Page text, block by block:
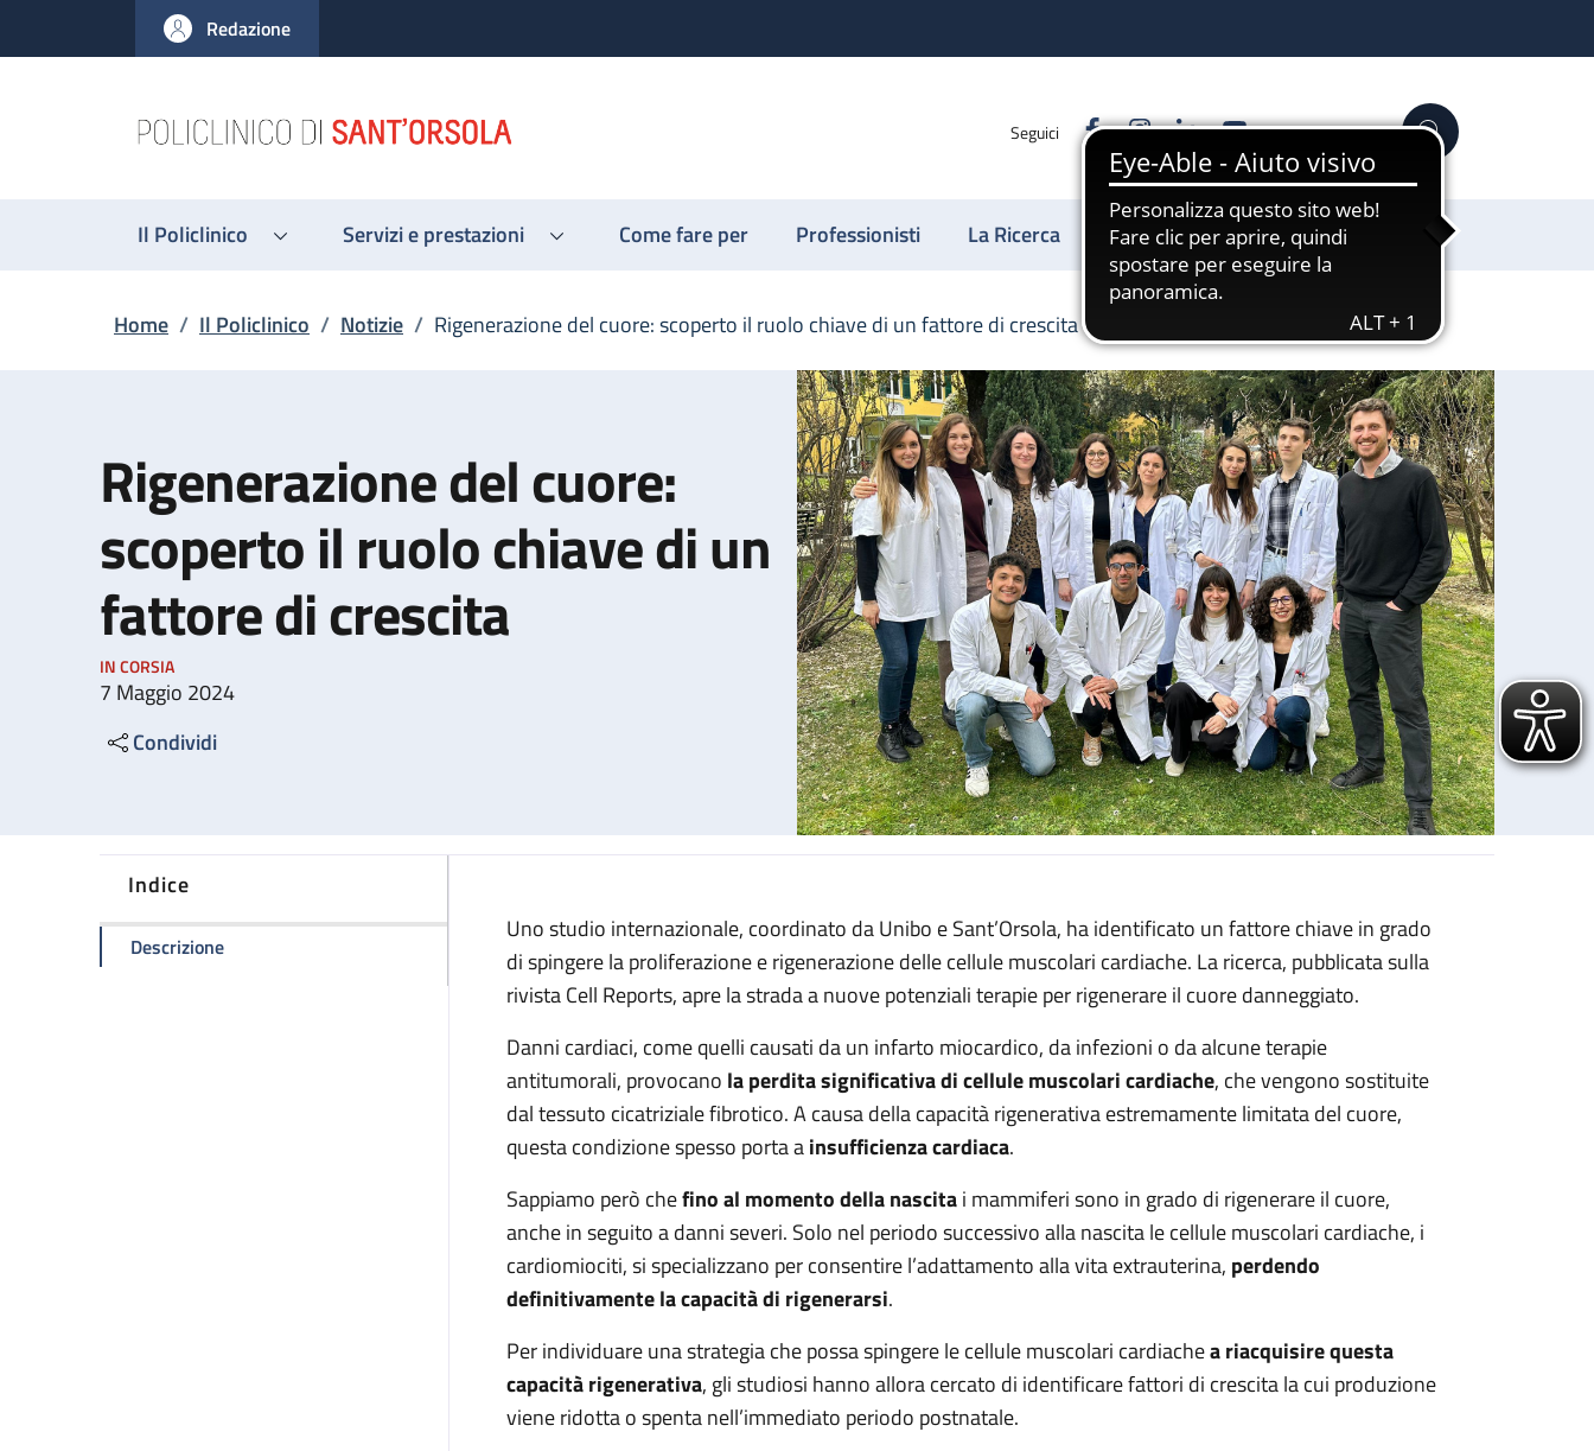
al contenuto principale
to footer content
Redazione
Seguici FacebookInstagram
LinkedinYouTube Cerca
Il Policlinico Servizi e prestazioni Come fare per Professionisti La Ricerca Sostienici
Briciole di pane
Home / Il Policlinico / Notizie / Rigenerazione del cuore: scoperto il ruolo chiave di un fattore di crescita
Rigenerazione del cuore:
scoperto il ruolo chiave di un
fattore di crescita
IN CORSIA
7 Maggio 2024
Condividi
Indice
Descrizionedella pagina Rigenerazione del cuore: scoperto il ruolo chiave di un fattore di crescita
Uno studio internazionale, coordinato da Unibo e Sant’Orsola, ha identificato un fattore chiave in grado
di spingere la proliferazione e rigenerazione delle cellule muscolari cardiache. La ricerca, pubblicata sulla
rivista Cell Reports, apre la strada a nuove potenziali terapie per rigenerare il cuore danneggiato.
Danni cardiaci, come quelli causati da un infarto miocardico, da infezioni o da alcune terapie
antitumorali, provocano la perdita significativa di cellule muscolari cardiache, che vengono sostituite
dal tessuto cicatriziale fibrotico. A causa della capacità rigenerativa estremamente limitata del cuore,
questa condizione spesso porta ainsufficienza cardiaca.
Sappiamo però chefino al momento della nascitai mammiferi sono in grado di rigenerare il cuore,
anche in seguito a danni severi. Solo nel periodo successivo alla nascita le cellule muscolari cardiache, i
cardiomiociti, si specializzano per consentire l’adattamento alla vita extrauterina, perdendo
definitivamente la capacità di rigenerarsi.
Per individuare una strategia che possa spingere le cellule muscolari cardiachea riacquisire questa
capacità rigenerativa, gli studiosi hanno allora cercato di identificare fattori di crescita la cui produzione
viene ridotta o spenta nell’immediato periodo postnatale.